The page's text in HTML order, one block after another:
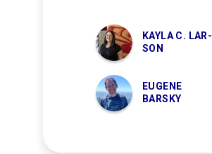
KAYLA C. LAR-
SON
EUGENE
BARSKY